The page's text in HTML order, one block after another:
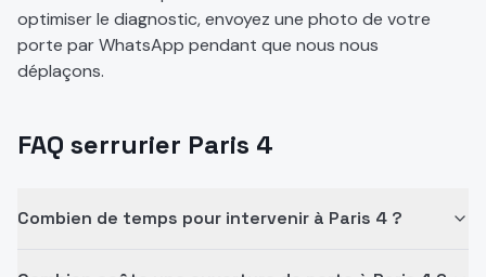
optimiser le diagnostic, envoyez une photo de votre
porte par WhatsApp pendant que nous nous
déplaçons.
FAQ serrurier Paris 4
Combien de temps pour intervenir à Paris 4 ?